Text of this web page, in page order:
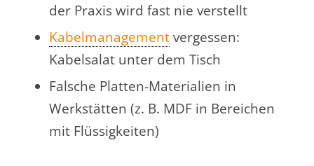
der Praxis wird fast nie verstellt
Kabelmanagementvergessen:
Kabelsalat unter dem Tisch
Falsche Platten-Materialien in
Werkstätten (z. B. MDF in Bereichen
mit Flüssigkeiten)